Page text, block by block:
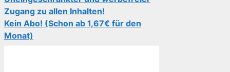
Zugang zu allen Inhalten!
Kein Abo! (Schon ab 1,67€ für den
Monat)